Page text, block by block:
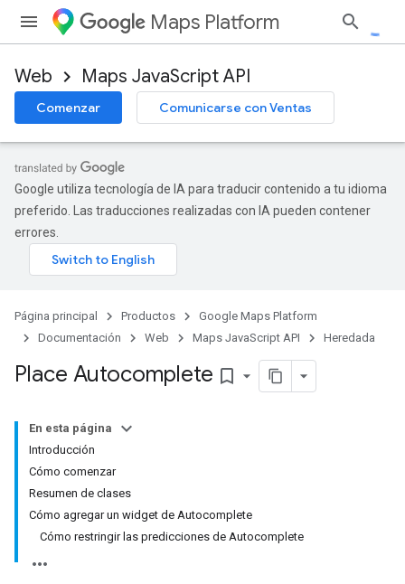
Maps Platform
Web Maps JavaScript API
Comenzar Comunicarse con Ventas
Google utiliza tecnología de IA para traducir contenido a tu idioma
preferido. Las traducciones realizadas con IA pueden contener
errores.
Página principal Productos
Google Maps Platform
Documentación
Web Maps JavaScript API Heredada
Place Autocomplete bookmark_border
En esta página
Introducción
Cómo comenzar
Resumen de clases
Cómo agregar un widget de Autocomplete
Cómo restringir las predicciones de Autocomplete